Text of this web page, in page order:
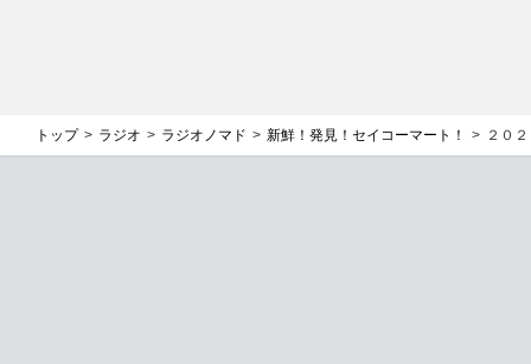
トップ ラジオ ラジオノマド 新鮮！発見！セイコーマート！ ２０